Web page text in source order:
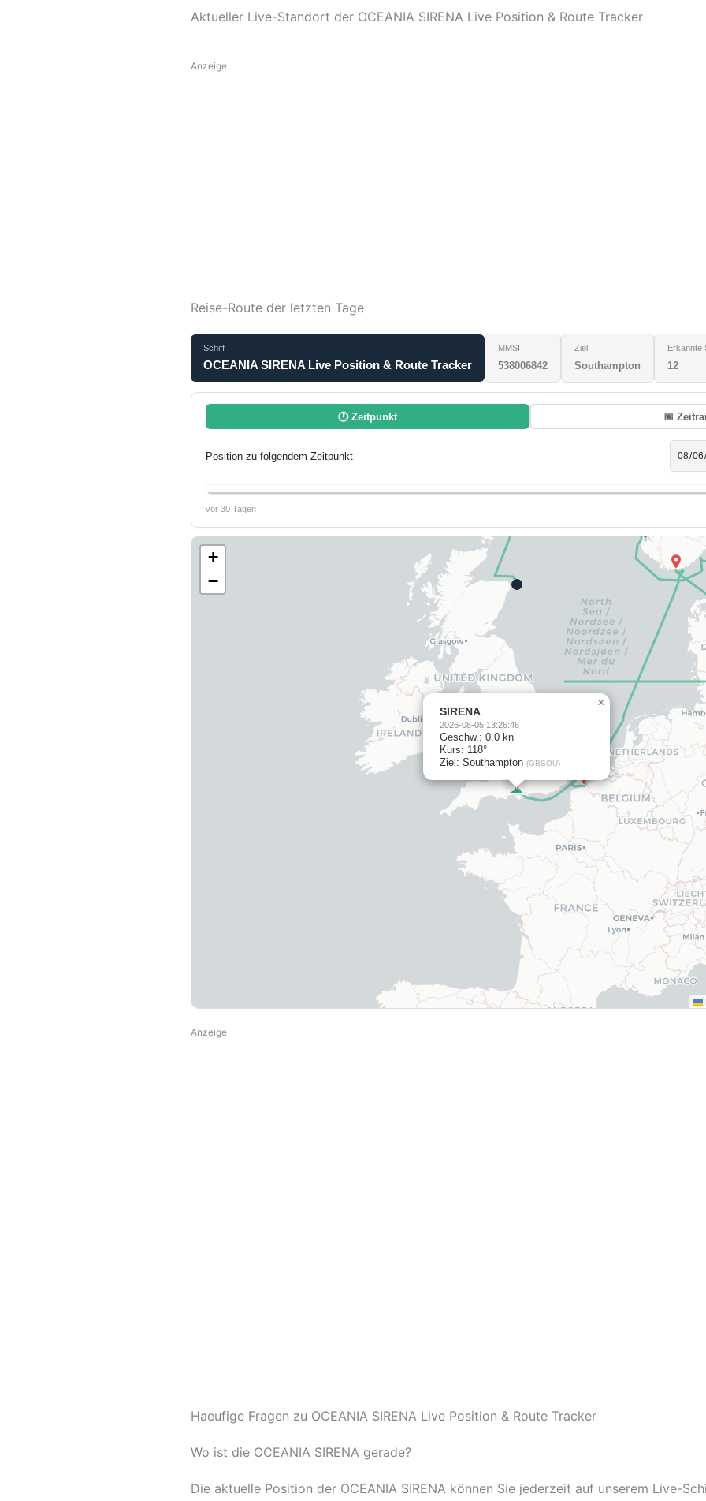
Aktueller Live-Standort der OCEANIA SIRENA Live Position & Route Tracker
Anzeige
Reise-Route der letzten Tage
Schiff
OCEANIA SIRENA Live Position & Route Tracker
MMSI
538006842
Ziel
Southampton
Erkannte
12
🕐 Zeitpunkt 📅
Position zu folgendem Zeitpunkt
vor 30 Tagen
SIRENA
2026-08-05 13:26:46
Geschw.: 0.0 kn
Kurs: 118°
Ziel: Southampton (GBSOU)
×
+
−
Anzeige
Haeufige Fragen zu OCEANIA SIRENA Live Position & Route Tracker
Wo ist die OCEANIA SIRENA gerade?
Die aktuelle Position der OCEANIA SIRENA können Sie jederzeit auf unserem Live-